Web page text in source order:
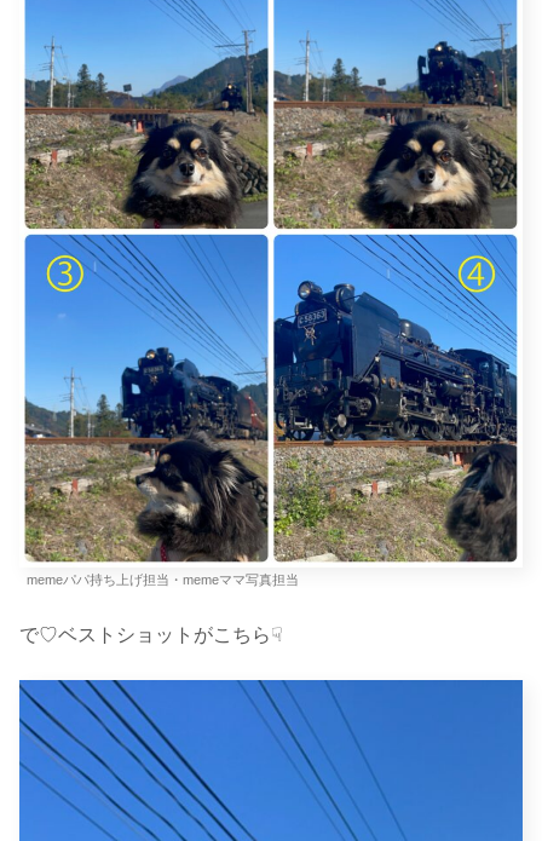
memeパパ持ち上げ担当・memeママ写真担当
で♡ベストショットがこちら☟